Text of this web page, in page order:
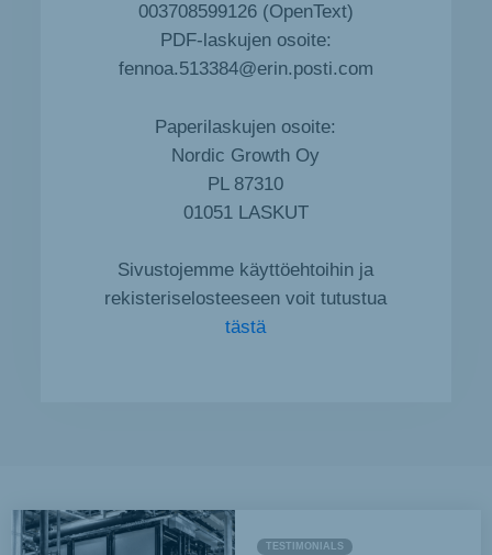
003708599126 (OpenText)
PDF-laskujen osoite:
fennoa.513384@erin.posti.com
Paperilaskujen osoite:
Nordic Growth Oy
PL 87310
01051 LASKUT
Sivustojemme käyttöehtoihin ja
rekisteriselosteeseen voit tutustua
tästä
TESTIMONIALS